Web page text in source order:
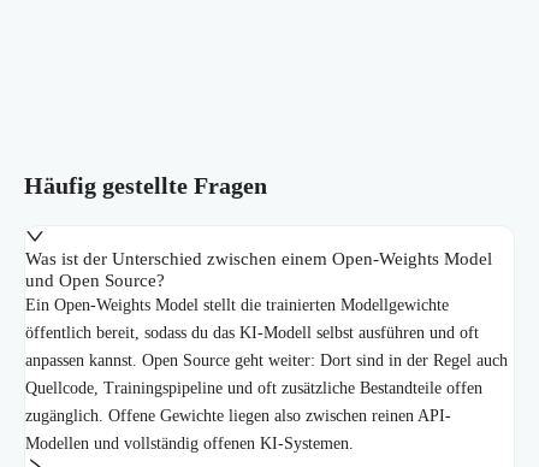
Häufig gestellte Fragen
Was ist der Unterschied zwischen einem Open-Weights Model
und Open Source?
Ein Open-Weights Model stellt die trainierten Modellgewichte
öffentlich bereit, sodass du das KI-Modell selbst ausführen und oft
anpassen kannst. Open Source geht weiter: Dort sind in der Regel auch
Quellcode, Trainingspipeline und oft zusätzliche Bestandteile offen
zugänglich. Offene Gewichte liegen also zwischen reinen API-
Modellen und vollständig offenen KI-Systemen.